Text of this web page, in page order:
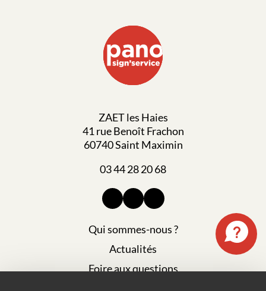
ZAET les Haies
41 rue Benoît Frachon
60740 Saint Maximin
03 44 28 20 68
Qui sommes-nous ?
Actualités
Foire aux questions